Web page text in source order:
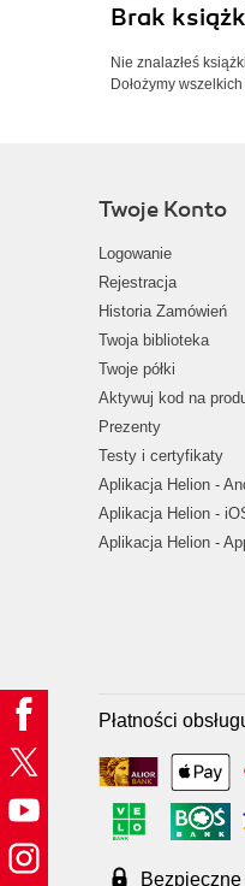
Brak
Nie znalazłeś
Dołożymy
Twoje Konto
Logowanie
Rejestracja
Historia Zamówień
Twoja biblioteka
Twoje półki
Aktywuj kod na
Prezenty
Testy i certyfikaty
Aplikacja Helion -
Aplikacja Helion -
Aplikacja Helion -
Płatności